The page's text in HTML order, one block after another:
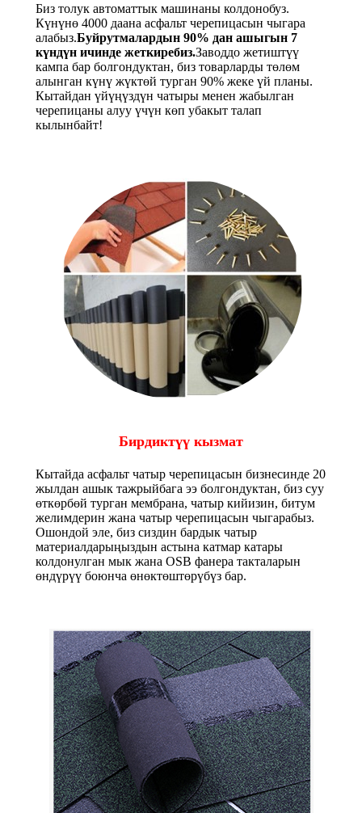
Биз толук автоматтык машинаны колдонобуз.
Күнүнө 4000 даана асфальт черепицасын чыгара
алабыз.Буйрутмалардын 90% дан ашыгын 7
күндүн ичинде жеткиребиз.Заводдо жетиштүү
кампа бар болгондуктан, биз товарларды төлөм
алынган күнү жүктөй турган 90% жеке үй планы.
Кытайдан үйүңүздүн чатыры менен жабылган
черепицаны алуу үчүн көп убакыт талап
кылынбайт!
Бирдиктүү кызмат
Кытайда асфальт чатыр черепицасын бизнесинде 20
жылдан ашык тажрыйбага ээ болгондуктан, биз суу
өткөрбөй турган мембрана, чатыр кийизин, битум
желимдерин жана чатыр черепицасын чыгарабыз.
Ошондой эле, биз сиздин бардык чатыр
материалдарыңыздын астына катмар катары
колдонулган мык жана OSB фанера такталарын
өндүрүү боюнча өнөктөштөрүбүз бар.